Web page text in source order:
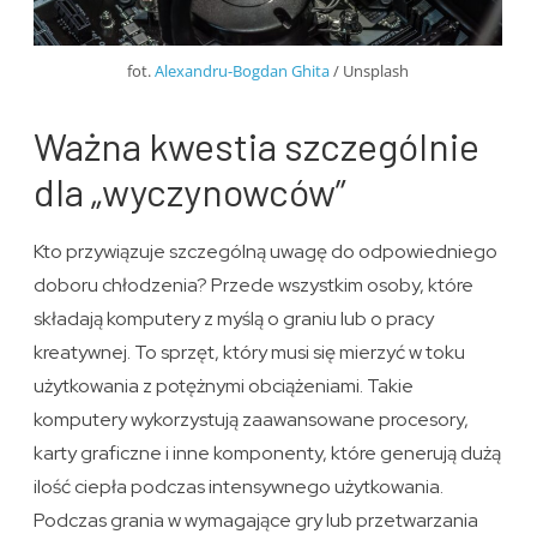
fot.Alexandru-Bogdan Ghita/ Unsplash
Ważna kwestia szczególnie
dla „wyczynowców”
Kto przywiązuje szczególną uwagę do odpowiedniego
doboru chłodzenia? Przede wszystkim osoby, które
składają komputery z myślą o graniu lub o pracy
kreatywnej. To sprzęt, który musi się mierzyć w toku
użytkowania z potężnymi obciążeniami. Takie
komputery wykorzystują zaawansowane procesory,
karty graficzne i inne komponenty, które generują dużą
ilość ciepła podczas intensywnego użytkowania.
Podczas grania w wymagające gry lub przetwarzania